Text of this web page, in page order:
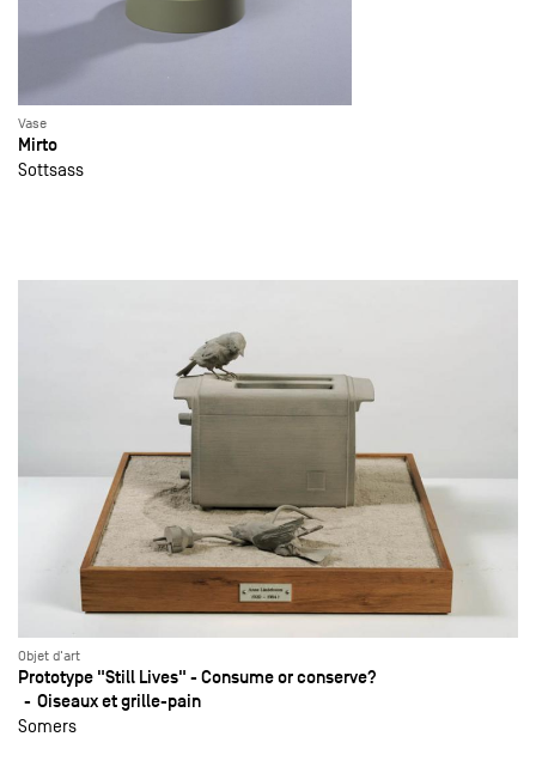
Vase
Mirto
Sottsass
Objet d'art
Prototype "Still Lives" - Consume or conserve?
Oiseaux et grille-pain
Somers